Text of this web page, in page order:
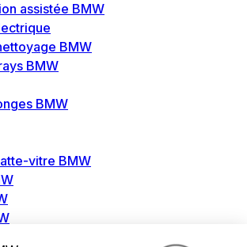
assistée BMW
BMW
BMW
BMW
vitre BMW